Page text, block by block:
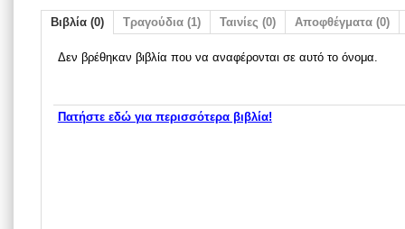
Βιβλία (0) Τραγούδια (1) Ταινίες (0) Αποφθέγματα (0)
Δεν βρέθηκαν βιβλία που να αναφέρονται σε αυτό το όνομα.
Πατήστε εδώ για περισσότερα βιβλία!